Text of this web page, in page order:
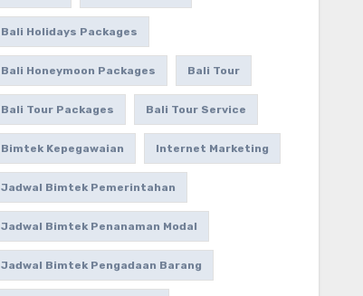
Bali Holidays Packages
Bali Honeymoon Packages Bali Tour
Bali Tour Packages Bali Tour Service
Bimtek Kepegawaian Internet Marketing
Jadwal Bimtek Pemerintahan
Jadwal Bimtek Penanaman Modal
Jadwal Bimtek Pengadaan Barang